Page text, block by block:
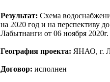
Результат: Схема
на 2020 год и на перспективу
Лабытнанги от 06 ноября
География проекта: ЯНАО, г.
Договор: исполнен